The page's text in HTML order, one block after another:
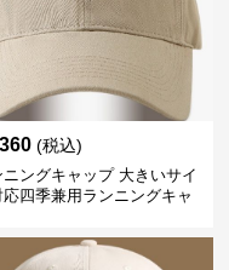
(税込)
ニングキャップ 大きいサイ
応四季兼用ランニングキャ